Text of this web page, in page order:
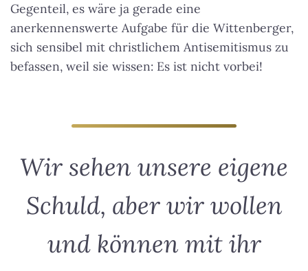
Gegenteil, es wäre ja gerade eine
anerkennenswerte Aufgabe für die Wittenberger,
sich sensibel mit christlichem Antisemitismus zu
befassen, weil sie wissen: Es ist nicht vorbei!
Wir sehen unsere eigene
Schuld, aber wir wollen
und können mit ihr